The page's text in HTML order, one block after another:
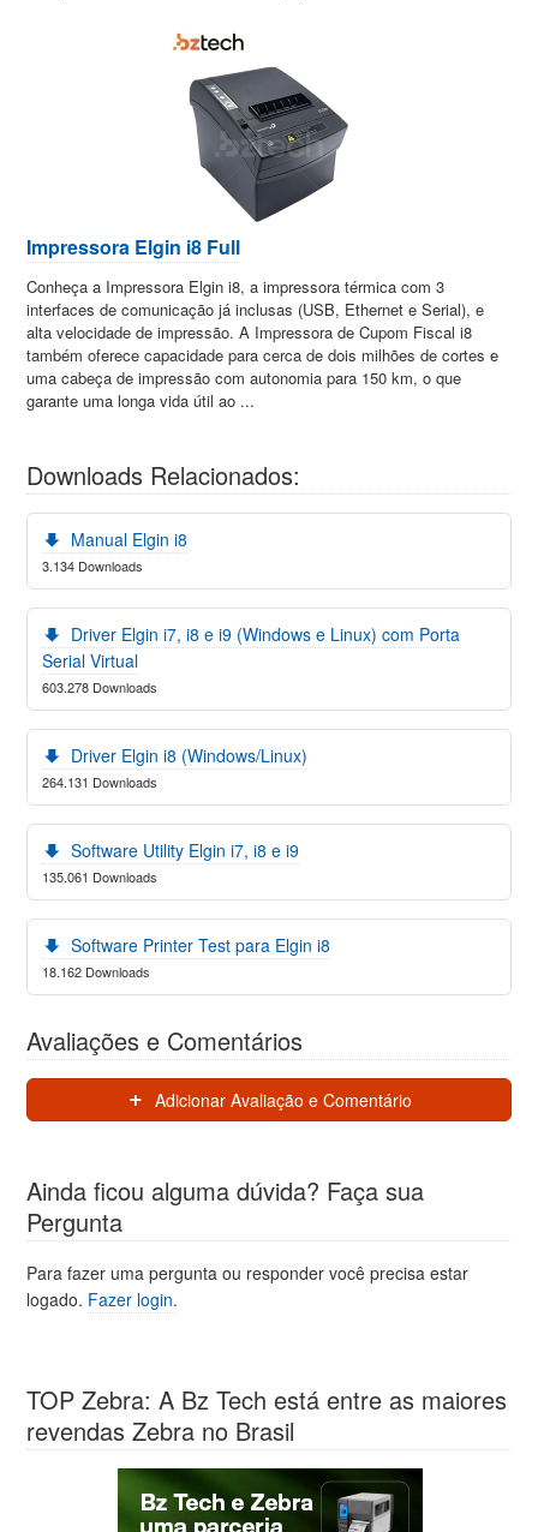
Impressora Elgin i8 Full
Conheça a Impressora Elgin i8, a impressora térmica com 3
interfaces de comunicação já inclusas (USB, Ethernet e Serial), e
alta velocidade de impressão. A Impressora de Cupom Fiscal i8
também oferece capacidade para cerca de dois milhões de cortes e
uma cabeça de impressão com autonomia para 150 km, o que
garante uma longa vida útil ao ...
Downloads Relacionados:
Manual Elgin i8
3.134 Downloads
Driver Elgin i7, i8 e i9 (Windows e Linux) com Porta
Serial Virtual
603.278 Downloads
Driver Elgin i8 (Windows/Linux)
264.131 Downloads
Software Utility Elgin i7, i8 e i9
135.061 Downloads
Software Printer Test para Elgin i8
18.162 Downloads
Avaliações e Comentários
Adicionar Avaliação e Comentário
Ainda ficou alguma dúvida? Faça sua
Pergunta
Para fazer uma pergunta ou responder você precisa estar
logado. Fazer login.
TOP Zebra: A Bz Tech está entre as maiores
revendas Zebra no Brasil